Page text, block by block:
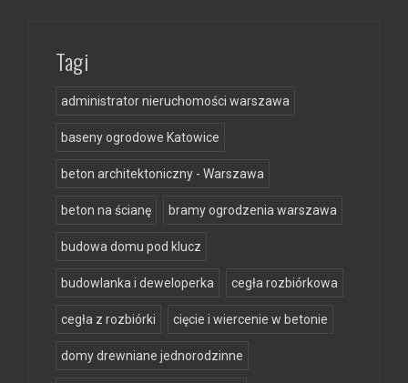
Tagi
administrator nieruchomości warszawa
baseny ogrodowe Katowice
beton architektoniczny - Warszawa
beton na ścianę bramy ogrodzenia warszawa
budowa domu pod klucz
budowlanka i deweloperka cegła rozbiórkowa
cegła z rozbiórki cięcie i wiercenie w betonie
domy drewniane jednorodzinne